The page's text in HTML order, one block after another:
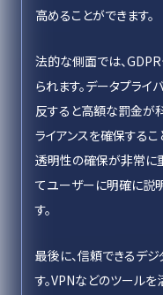
高めることができます。
法的な側面では、
られます。データプラ
反すると高額な罰金が
ライアンスを確保するこ
透明性の確保が非常に
てユーザーに明確に説
す。
最後に、信頼できるデ
す。VPNなどのツール